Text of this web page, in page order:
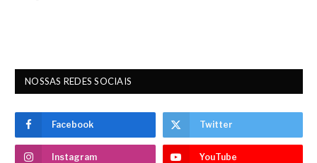
NOSSAS REDES SOCIAIS
Facebook Twitter
Instagram YouTube